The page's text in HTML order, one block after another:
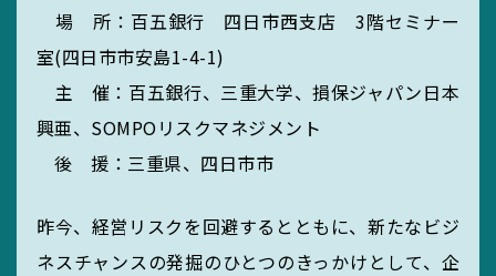
化学薬品管理・
実験廃液等
EGC学生委員会
場 所：百五銀行 四日市西支店 3階セミナー
室(四日市市安島1-4-1)
主 催：百五銀行、三重大学、損保ジャパン日本
興亜、SOMPOリスクマネジメント
後 援：三重県、四日市市
昨今、経営リスクを回避するとともに、新たなビジ
ネスチャンスの発掘のひとつのきっかけとして、企